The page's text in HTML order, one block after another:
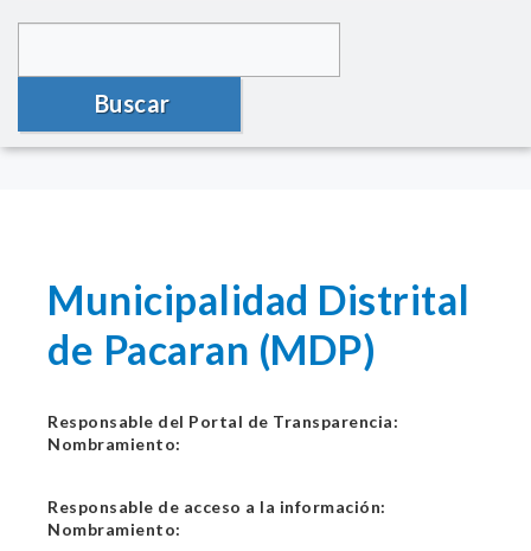
Buscar
Municipalidad Distrital
de Pacaran (MDP)
Responsable del Portal de Transparencia:
Nombramiento:
Responsable de acceso a la información:
Nombramiento: